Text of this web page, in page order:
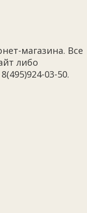
магазина. Все
либо
03-50.